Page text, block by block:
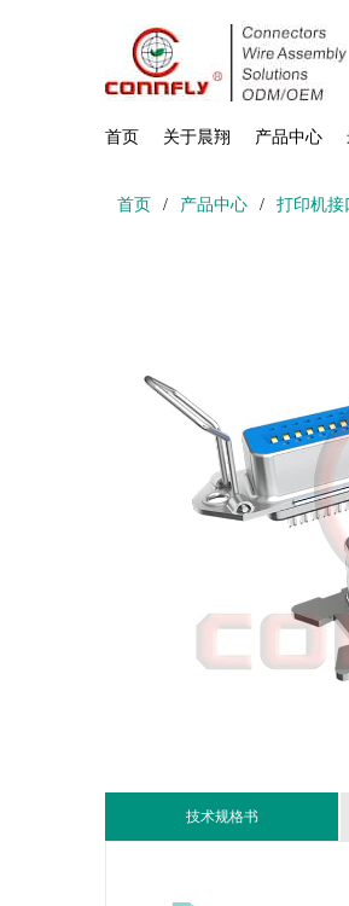
首页 关于晨翔 产品中心
首页 / 产品中心 / 打印机接
技术规格书